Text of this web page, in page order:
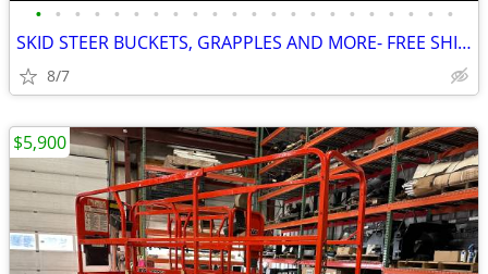
• • • • • • • • • • • • • • • • • • • • • •
SKID STEER BUCKETS, GRAPPLES AND MORE- FREE SHIPPING
8/7
$5,900